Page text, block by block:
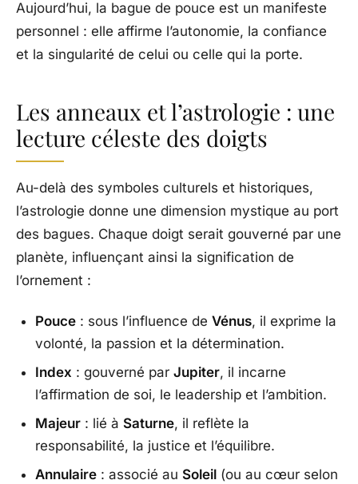
Aujourd’hui, la bague de pouce est un manifeste
personnel : elle affirme l’autonomie, la confiance
et la singularité de celui ou celle qui la porte.
Les anneaux et l’astrologie : une
lecture céleste des doigts
Au-delà des symboles culturels et historiques,
l’astrologie donne une dimension mystique au port
des bagues. Chaque doigt serait gouverné par une
planète, influençant ainsi la signification de
l’ornement :
Pouce : sous l’influence de Vénus, il exprime la
volonté, la passion et la détermination.
Index : gouverné par Jupiter, il incarne
l’affirmation de soi, le leadership et l’ambition.
Majeur : lié à Saturne, il reflète la
responsabilité, la justice et l’équilibre.
Annulaire : associé au Soleil (ou au cœur selon